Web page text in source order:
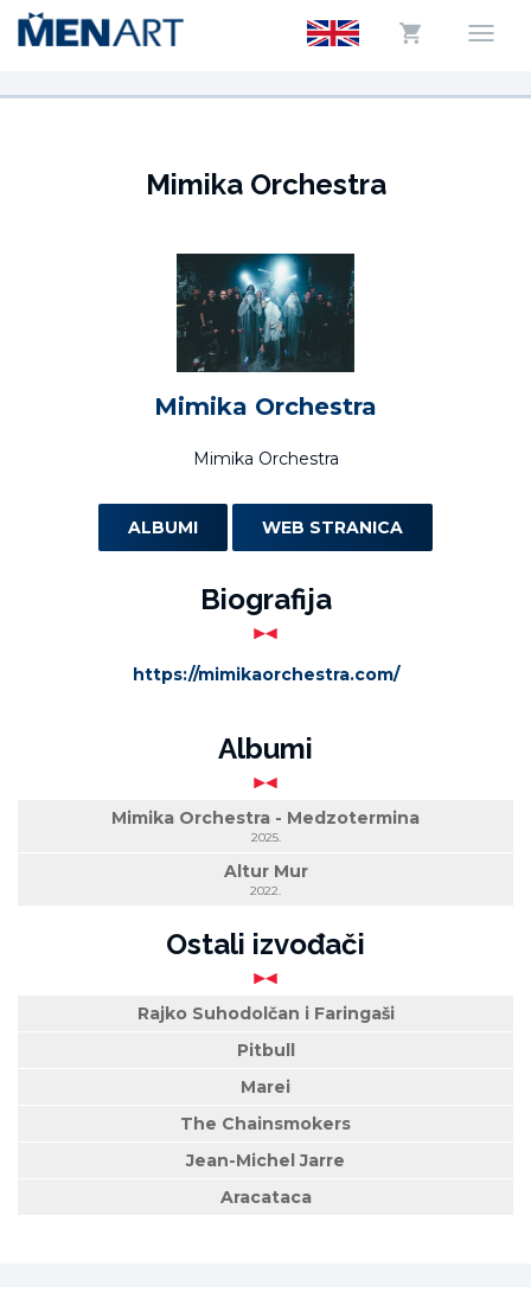
Mimika Orchestra
Mimika Orchestra
Mimika Orchestra
ALBUMI WEB STRANICA
Biografija
https://mimikaorchestra.com/
Albumi
Mimika Orchestra - Medzotermina
2025.
Altur Mur
2022.
Ostali izvođači
Rajko Suhodolčan i Faringaši
Pitbull
Marei
The Chainsmokers
Jean-Michel Jarre
Aracataca